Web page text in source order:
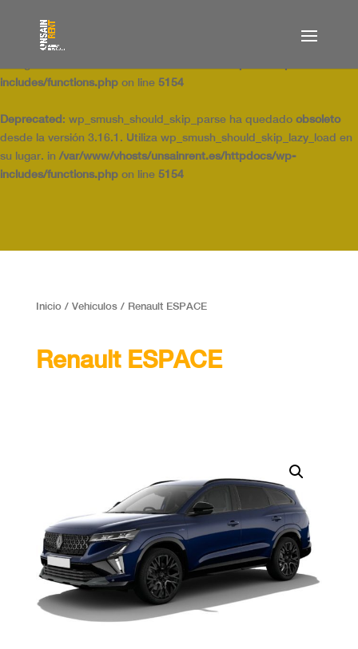
Deprecated
desde la versión 3.16.1. Utiliza wp_smush_should_skip_lazy_load en
includes/functions.php on line 5154
Deprecated: wp_smush_should_skip_parse ha quedado obsoleto
desde la versión 3.16.1. Utiliza wp_smush_should_skip_lazy_load en
su lugar. in /var/www/vhosts/unsainrent.es/httpdocs/wp-
includes/functions.php on line 5154
Inicio/ Vehículos/ Renault ESPACE
Renault ESPACE